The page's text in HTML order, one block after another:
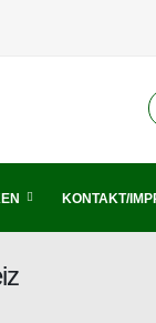
KONTAKT/